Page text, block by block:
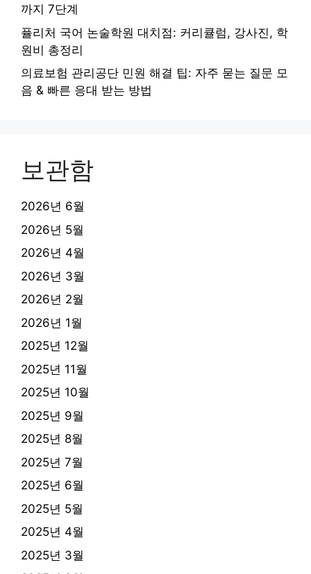
까지 7단계
퓰리처 국어 논술학원 대치점: 커리큘럼, 강사진, 학
원비 총정리
의료보험 관리공단 민원 해결 팁: 자주 묻는 질문 모
음 & 빠른 응대 받는 방법
보관함
2026년 6월
2026년 5월
2026년 4월
2026년 3월
2026년 2월
2026년 1월
2025년 12월
2025년 11월
2025년 10월
2025년 9월
2025년 8월
2025년 7월
2025년 6월
2025년 5월
2025년 4월
2025년 3월